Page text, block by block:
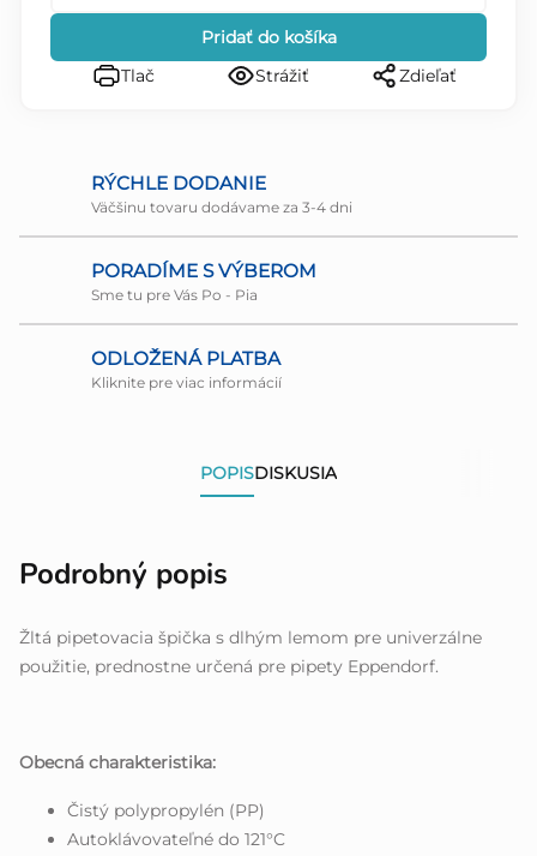
Pridať do košíka
Tlač
Strážiť Zdieľať
RÝCHLE DODANIE
Väčšinu tovaru dodávame za 3-4 dni
PORADÍME S VÝBEROM
Sme tu pre Vás Po - Pia
ODLOŽENÁ PLATBA
Kliknite pre viac informácií
POPISDISKUSIA
Podrobný popis
Žltá pipetovacia špička s dlhým lemom pre univerzálne
použitie, prednostne určená pre pipety Eppendorf.
Obecná charakteristika:
Čistý polypropylén (PP)
Autoklávovateľné do 121°C